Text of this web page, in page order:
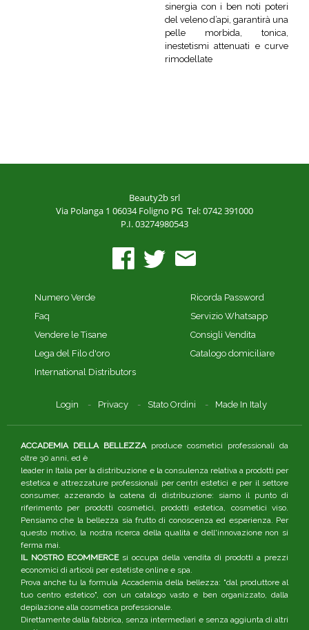
sinergia con i ben noti poteri
del veleno d’api, garantirà una
pelle morbida, tonica,
inestetismi attenuati e curve
rimodellate
Beauty2b srl
Via Polanga 1 06034 Foligno PG Tel: 0742 391000
P.I. 03274980543
Numero Verde
Faq
Vendere le Tisane
Lega del Filo d'oro
International Distributors
Ricorda Password
Servizio Whatsapp
Consigli Vendita
Catalogo domiciliare
Login Privacy Stato Ordini Made In Italy
ACCADEMIA DELLA BELLEZZA produce cosmetici professionali da
oltre 30 anni, ed è
leader in Italia per la distribuzione e la consulenza relativa a prodotti per
estetica e attrezzature professionali per centri estetici e per il settore
consumer, azzerando la catena di distribuzione: siamo il punto di
riferimento per prodotti cosmetici, prodotti estetica, cosmetici viso.
Pensiamo che la bellezza sia frutto di conoscenza ed esperienza. Per
questo motivo, la nostra ricerca della qualità e dell'innovazione non si
ferma mai.
IL NOSTRO ECOMMERCEsi occupa della vendita di prodotti a prezzi
economici di articoli per estetiste online e spa.
Prova anche tu la formula Accademia della bellezza: "dal produttore al
tuo centro estetico", con un catalogo vasto e ben organizzato, dalla
depilazione alla cosmetica professionale.
Direttamente dalla fabbrica, senza intermediari e senza aggiunta di altri